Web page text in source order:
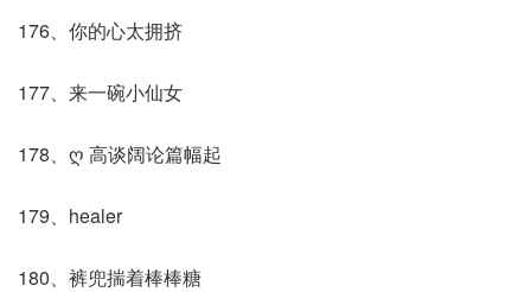
176、你的心太拥挤
177、来一碗小仙女
178、ღ 高谈阔论篇幅起
179、healer
180、裤兜揣着棒棒糖